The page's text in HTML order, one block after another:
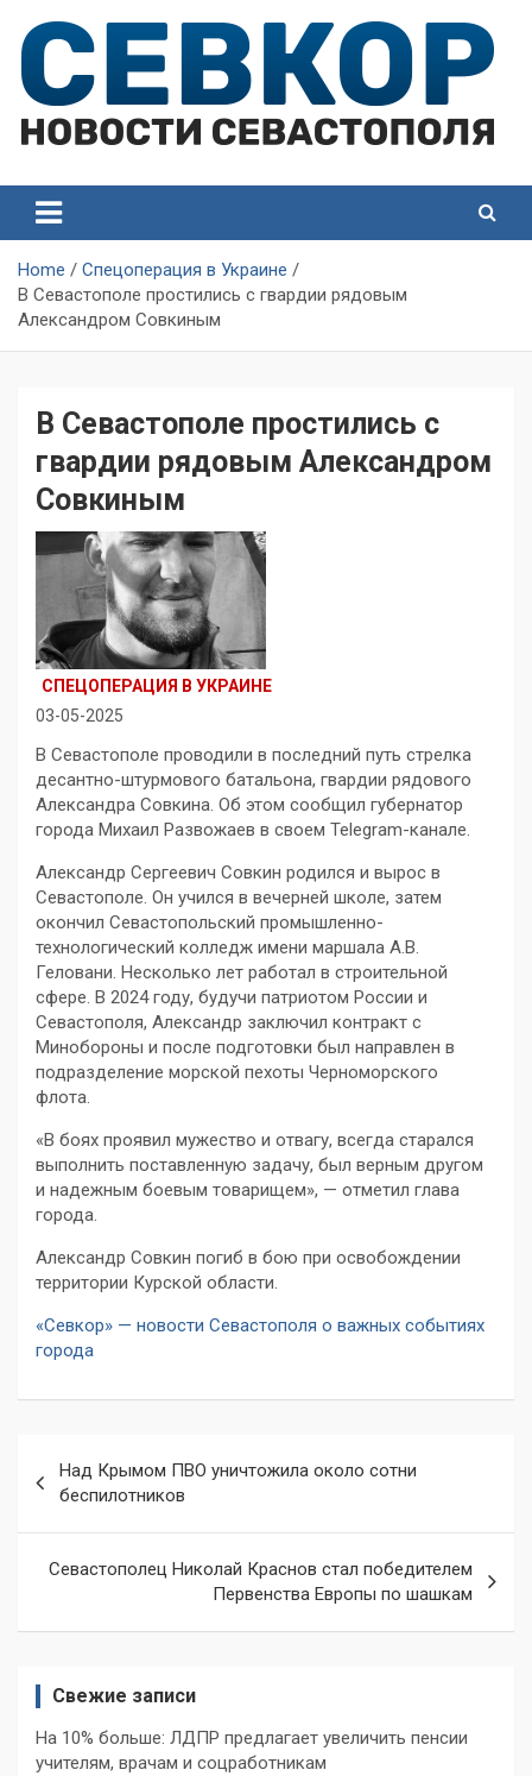
content
Севастополя
Севастополя
Home
Спецоперация в Украине
В Севастополе простились с гвардии рядовым
Александром Совкиным
В Севастополе простились с
гвардии рядовым Александром
Совкиным
СПЕЦОПЕРАЦИЯ В УКРАИНЕ
03-05-2025
В Севастополе проводили в последний путь стрелка
десантно-штурмового батальона, гвардии рядового
Александра Совкина. Об этом сообщил губернатор
города Михаил Развожаев в своем Telegram-канале.
Александр Сергеевич Совкин родился и вырос в
Севастополе. Он учился в вечерней школе, затем
окончил Севастопольский промышленно-
технологический колледж имени маршала А.В.
Геловани. Несколько лет работал в строительной
сфере. В 2024 году, будучи патриотом России и
Севастополя, Александр заключил контракт с
Минобороны и после подготовки был направлен в
подразделение морской пехоты Черноморского
флота.
«В боях проявил мужество и отвагу, всегда старался
выполнить поставленную задачу, был верным другом
и надежным боевым товарищем», — отметил глава
города.
Александр Совкин погиб в бою при освобождении
территории Курской области.
«Севкор» — новости Севастополя о важных событиях
города
по
записям
Над Крымом ПВО уничтожила около сотни
беспилотников
Севастополец Николай Краснов стал победителем
Первенства Европы по шашкам
Свежие записи
На 10% больше: ЛДПР предлагает увеличить пенсии
учителям, врачам и соцработникам